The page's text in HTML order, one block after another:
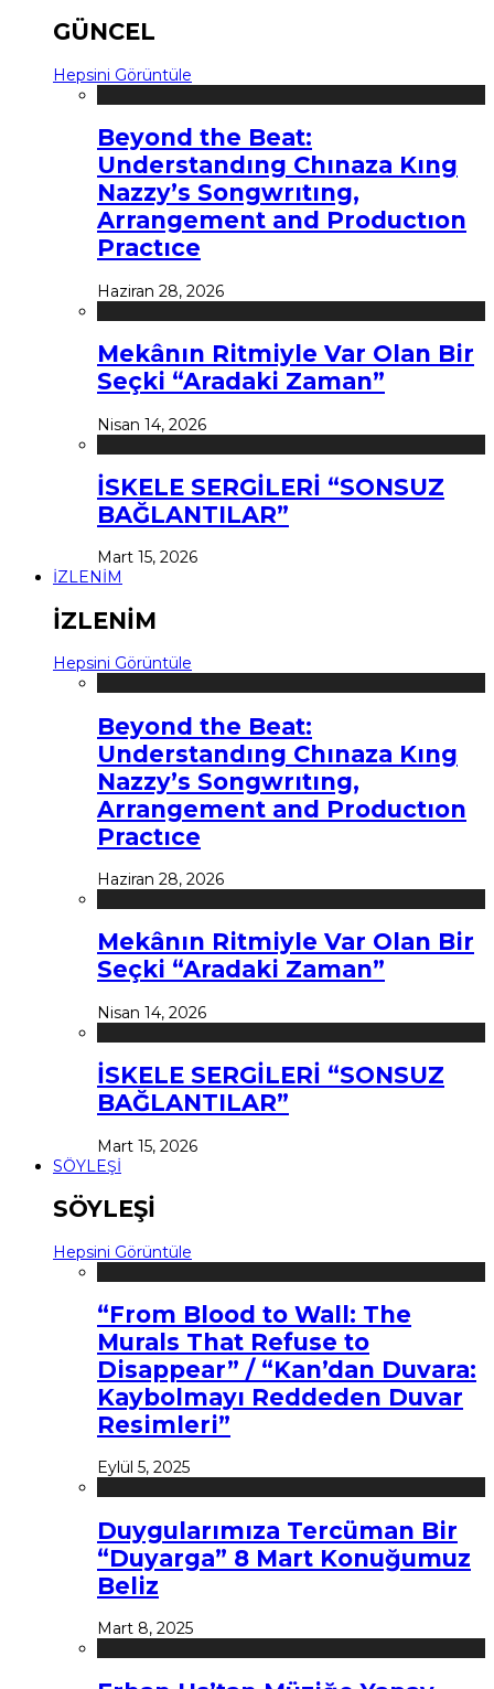
GÜNCEL
Hepsini Görüntüle
Beyond the Beat:
Understandıng Chınaza Kıng
Nazzy’s Songwrıtıng,
Arrangement and Productıon
Practıce
Haziran 28, 2026
Mekânın Ritmiyle Var Olan Bir
Seçki “Aradaki Zaman”
Nisan 14, 2026
İSKELE SERGİLERİ “SONSUZ
BAĞLANTILAR”
Mart 15, 2026
İZLENİM
İZLENİM
Hepsini Görüntüle
Beyond the Beat:
Understandıng Chınaza Kıng
Nazzy’s Songwrıtıng,
Arrangement and Productıon
Practıce
Haziran 28, 2026
Mekânın Ritmiyle Var Olan Bir
Seçki “Aradaki Zaman”
Nisan 14, 2026
İSKELE SERGİLERİ “SONSUZ
BAĞLANTILAR”
Mart 15, 2026
SÖYLEŞİ
SÖYLEŞİ
Hepsini Görüntüle
“From Blood to Wall: The
Murals That Refuse to
Disappear” / “Kan’dan Duvara:
Kaybolmayı Reddeden Duvar
Resimleri”
Eylül 5, 2025
Duygularımıza Tercüman Bir
“Duyarga” 8 Mart Konuğumuz
Beliz
Mart 8, 2025